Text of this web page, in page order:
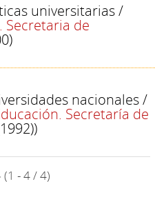
universitarias/
Secretaria de
nacionales/
Secretaría de
(1 - 4 / 4)